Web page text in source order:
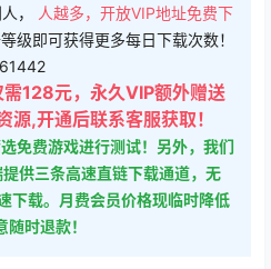
，
人越多，开放VIP地址免费下
级即可获得更多每日下载次数！
128元，永久VIP额外赠送
,开通后联系客服获取！
免费游戏进行测试！另外，我们
供三条高速直链下载通道，无
下载。月费会员价格现临时降低
时退款！